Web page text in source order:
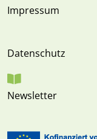
Impressum
Datenschutz
Newsletter